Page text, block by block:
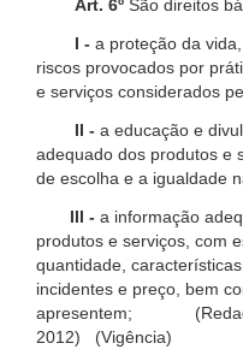
Art. 6º São direitos
I - a proteção da
riscos provocados por
e serviços considerados
II - a educação e
adequado dos produtos e
de escolha e a igualdade
III - a informação
produtos e serviços, com
quantidade,
incidentes e preço, bem
apresentem;
2012) (Vigência)